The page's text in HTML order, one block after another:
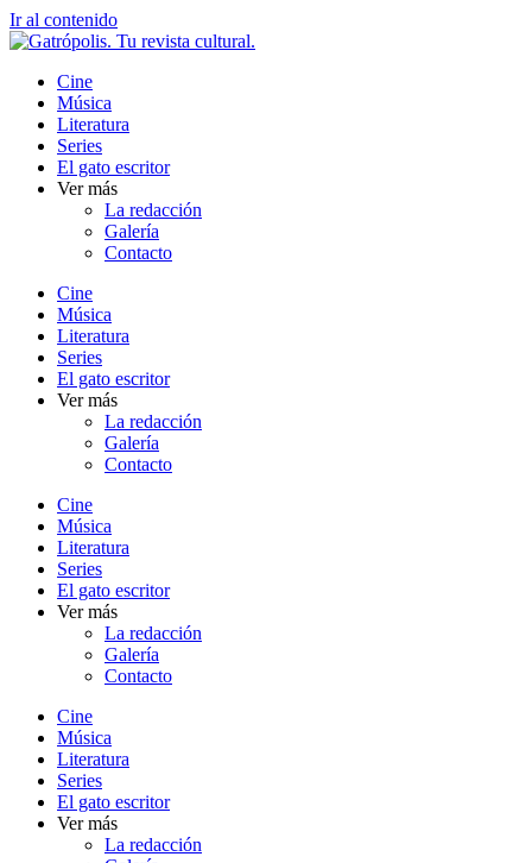
Ir al contenido
Cine
Música
Literatura
Series
El gato escritor
Ver más
La redacción
Galería
Contacto
Cine
Música
Literatura
Series
El gato escritor
Ver más
La redacción
Galería
Contacto
Cine
Música
Literatura
Series
El gato escritor
Ver más
La redacción
Galería
Contacto
Cine
Música
Literatura
Series
El gato escritor
Ver más
La redacción